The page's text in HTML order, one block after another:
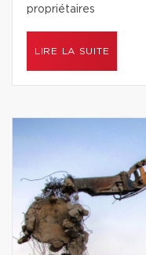
propriétaires
LIRE LA SUITE